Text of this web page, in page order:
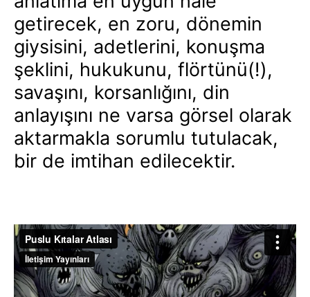
getirecek, en zoru, dönemin
giysisini, adetlerini, konuşma
şeklini, hukukunu, flörtünü(!),
savaşını, korsanlığını, din
anlayışını ne varsa görsel olarak
aktarmakla sorumlu tutulacak,
bir de imtihan edilecektir.